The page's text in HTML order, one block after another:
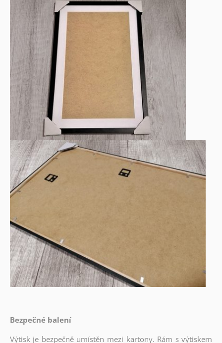
Bezpečné balení
Výtisk je bezpečně umístěn mezi kartony. Rám s výtiskem